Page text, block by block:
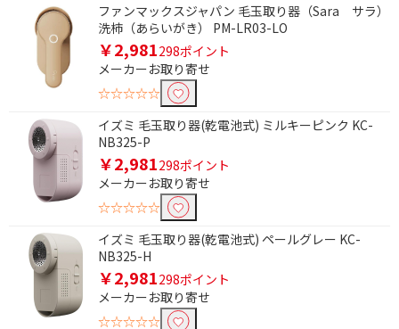
ファンマックスジャパン 毛玉取り器（Sara サラ）
洗柿（あらいがき） PM-LR03-LO
￥2,981298ポイント
メーカーお取り寄せ
☆☆☆☆☆
イズミ 毛玉取り器(乾電池式) ミルキーピンク KC-
NB325-P
￥2,981298ポイント
メーカーお取り寄せ
☆☆☆☆☆
イズミ 毛玉取り器(乾電池式) ペールグレー KC-
NB325-H
￥2,981298ポイント
メーカーお取り寄せ
☆☆☆☆☆